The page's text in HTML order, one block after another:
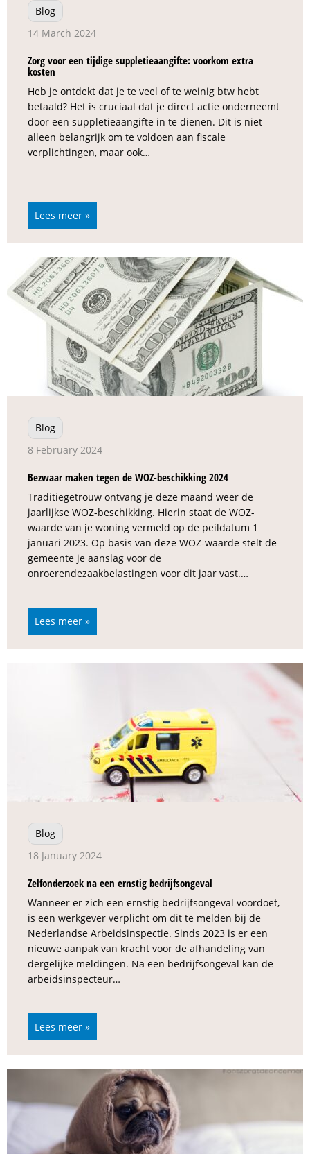
Blog
14 March 2024
Zorg voor een tijdige suppletieaangifte: voorkom extra
kosten
Heb je ontdekt dat je te veel of te weinig btw hebt
betaald? Het is cruciaal dat je direct actie onderneemt
door een suppletieaangifte in te dienen. Dit is niet
alleen belangrijk om te voldoen aan fiscale
verplichtingen, maar ook…
Lees meer »
Blog
8 February 2024
Bezwaar maken tegen de WOZ-beschikking 2024
Traditiegetrouw ontvang je deze maand weer de
jaarlijkse WOZ-beschikking. Hierin staat de WOZ-
waarde van je woning vermeld op de peildatum 1
januari 2023. Op basis van deze WOZ-waarde stelt de
gemeente je aanslag voor de
onroerendezaakbelastingen voor dit jaar vast.…
Lees meer »
Blog
18 January 2024
Zelfonderzoek na een ernstig bedrijfsongeval
Wanneer er zich een ernstig bedrijfsongeval voordoet,
is een werkgever verplicht om dit te melden bij de
Nederlandse Arbeidsinspectie. Sinds 2023 is er een
nieuwe aanpak van kracht voor de afhandeling van
dergelijke meldingen. Na een bedrijfsongeval kan de
arbeidsinspecteur…
Lees meer »